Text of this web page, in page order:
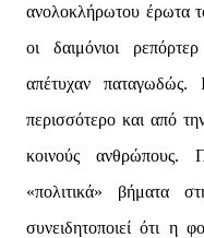
ανολοκλήρωτου έρωτα
οι δαιμόνιοι
απέτυχαν
περισσότερο και από
κοινούς ανθρώπους.
«πολιτικά» βήματα
συνειδητοποιεί ότι η